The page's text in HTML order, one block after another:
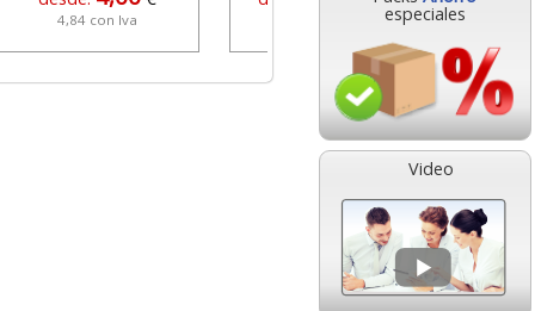
especiales
Video
4,84 con Iva